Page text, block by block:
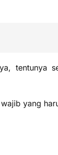
tentunya
yang